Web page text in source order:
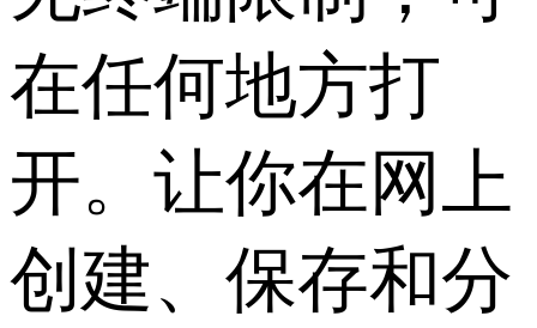
在任何地方打
开。让你在网上
创建、保存和分